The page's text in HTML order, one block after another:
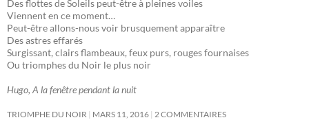
Des flottes de Soleils peut-être à pleines voiles
Viennent en ce moment…
Peut-être allons-nous voir brusquement apparaître
Des astres effarés
Surgissant, clairs flambeaux, feux purs, rouges fournaises
Ou triomphes du Noir le plus noir
Hugo, A la fenêtre pendant la nuit
TRIOMPHE DU NOIR MARS 11, 2016 2 COMMENTAIRES